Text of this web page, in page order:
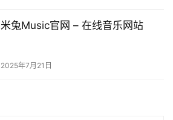
米兔Music官网 – 在线音乐网站
2025年7月21日